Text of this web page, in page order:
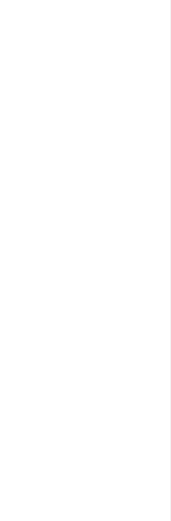
طراحی یک دفترچه مناسب هستند.
در اینترنت و استفاده از
شاید به نطر نرسد، ولی جا
می‌توانید آن را تهیه کنید.
می‌رسد یا اینکه جایی برای قرار
که معلم شما از مدرسه، سفر یا
شمع تزئینی به عنوان یک هدیه
به جنسیت فرد مورد نظر ربط
می‌توانید شمع را خودتان
شمع‌های یادگاری به خرج
برای هر مناسبتی یک هدیه
شمع می‌توان خاطرات را یادآوری
ما معمولا هنگام انتخاب
خوراکی‌ها هم می‌توانند به
که این یک هدیه برای استاد
عنوان مثال، پاستیل، نوتلا و …
آجیل و انواع میوه خشک نه